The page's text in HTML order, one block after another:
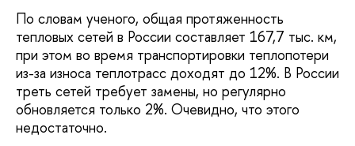
По словам ученого, общая протяженность
тепловых сетей в России составляет 167,7 тыс. км,
при этом во время транспортировки теплопотери
из-за износа теплотрасс доходят до 12%. В России
треть сетей требует замены, но регулярно
обновляется только 2%. Очевидно, что этого
недостаточно.